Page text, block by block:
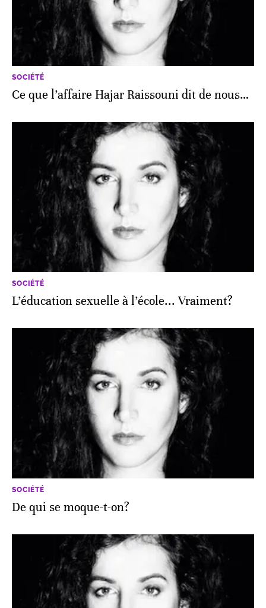
SOCIÉTÉ
Ce que l’affaire Hajar Raissouni dit de nous…
SOCIÉTÉ
L’éducation sexuelle à l’école... Vraiment?
SOCIÉTÉ
De qui se moque-t-on?